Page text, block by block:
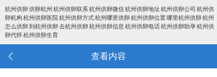
杭州供卵 供卵杭州 杭州供卵联系杭州供卵微信杭州供卵地址 杭州供卵公司 杭州供
卵机构 杭州供卵医院杭州供卵方式杭州哪里供卵 杭州供卵位置哪里杭州供卵 杭州
怎么供卵 到杭州供卵 去杭州供卵 杭州供卵信息 杭州供卵电话杭州供卵助孕杭州供
卵代怀杭州供卵生育
查看内容